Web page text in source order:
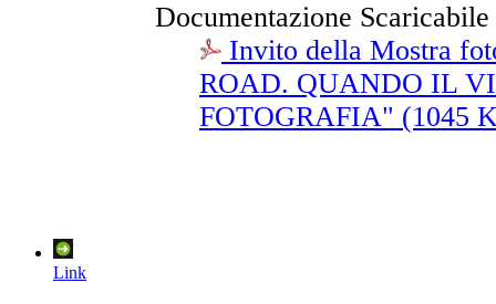
Documentazione Scaricabile
Invito della Mostra
ROAD. QUANDO IL
FOTOGRAFIA" (1045
Link